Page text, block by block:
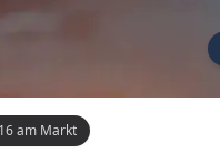
am Markt